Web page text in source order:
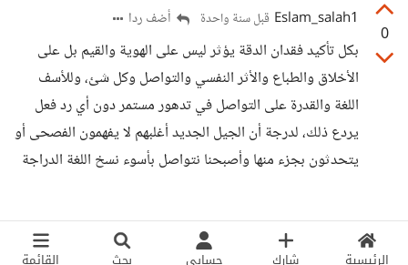
الرئيسية شارك حسابي بحث القائمة
0
Eslam_salah1 قبل سنة واحدة أضف ردا
بكل تأكيد فقدان الدقة يؤثر ليس على الهوية والقيم بل على
الأخلاق والطباع والأثر النفسي والتواصل وكل شئ، وللأسف
اللغة والقدرة على التواصل في تدهور مستمر دون أي رد فعل
يردع ذلك، لدرجة أن الجيل الجديد أغلبهم لا يفهمون الفصحى أو
يتحدثون بجزء منها وأصبحنا نتواصل بأسوء نسخ اللغة الدراجة